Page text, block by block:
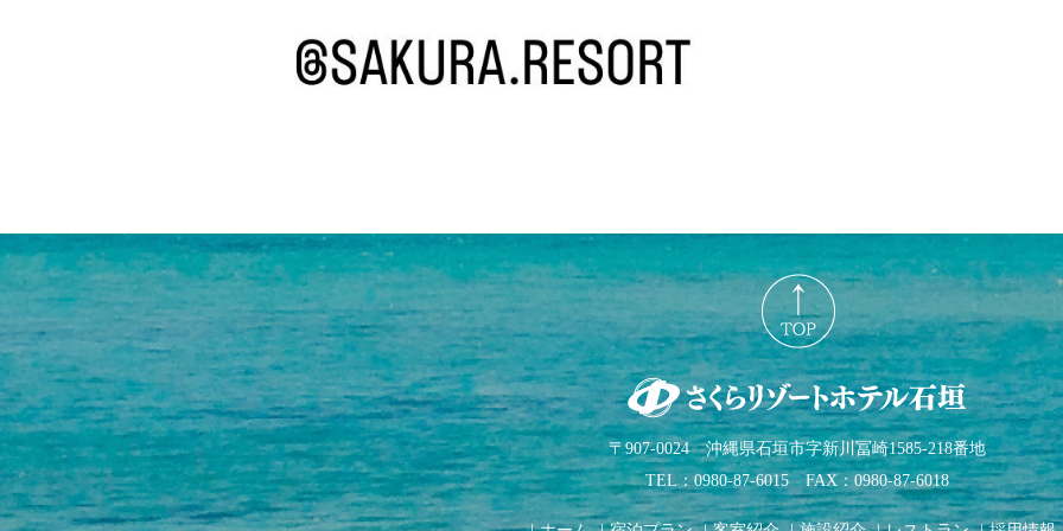
〒907-0024 沖縄県石垣市字新川冨崎1585-218番地
TEL：0980-87-6015 FAX：0980-87-6018